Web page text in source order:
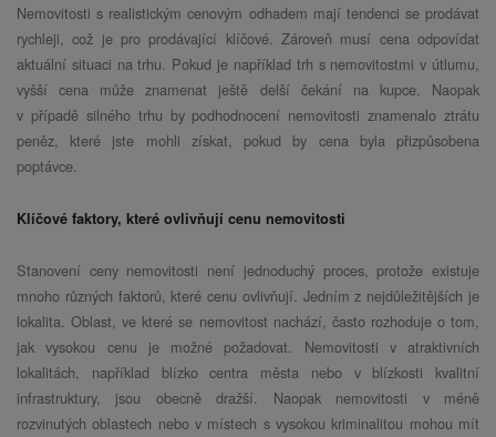
Nemovitosti s realistickým cenovým odhadem mají tendenci se prodávat
rychleji, což je pro prodávající klíčové. Zároveň musí cena odpovídat
aktuální situaci na trhu. Pokud je například trh s nemovitostmi v útlumu,
vyšší cena může znamenat ještě delší čekání na kupce. Naopak
v případě silného trhu by podhodnocení nemovitosti znamenalo ztrátu
peněz, které jste mohli získat, pokud by cena byla přizpůsobena
poptávce.
Klíčové faktory, které ovlivňují cenu nemovitosti
Stanovení ceny nemovitosti není jednoduchý proces, protože existuje
mnoho různých faktorů, které cenu ovlivňují. Jedním z nejdůležitějších je
lokalita. Oblast, ve které se nemovitost nachází, často rozhoduje o tom,
jak vysokou cenu je možné požadovat. Nemovitosti v atraktivních
lokalitách, například blízko centra města nebo v blízkosti kvalitní
infrastruktury, jsou obecně dražší. Naopak nemovitosti v méně
rozvinutých oblastech nebo v místech s vysokou kriminalitou mohou mít